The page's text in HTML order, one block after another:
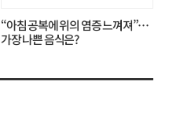
“아침 공복에 위의 염증 느껴져”…
가장 나쁜 음식은?